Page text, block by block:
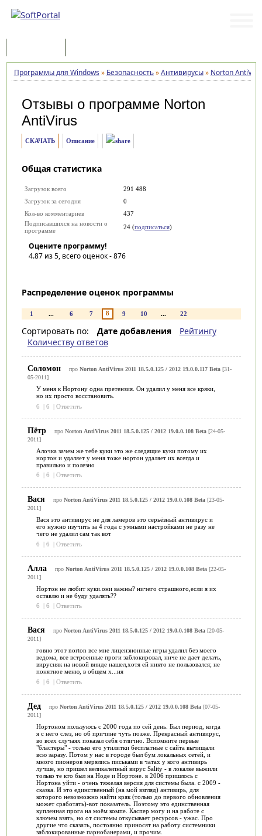
Программы для Windows » Безопасность»Антивирусы» Norton
Отзывы о программе Norton
AntiVirus
СКАЧАТЬ Описание
Общая статистика
Загрузок всего
291 488
Загрузок за сегодня
0
Кол-во комментариев
437
Подписавшихся на новости о
программе
24 (подписаться)
Оцените программу!
4.87из 5, всего оценок -876
Распределение оценок программы
1 ... 6 7 8 9 10 ... 22
Сортировать по: Дате добавления
Рейтингу
Количеству ответов
Соломон про Norton AntiVirus 2011 18.5.0.125 / 2012 19.0.0.117 Beta[31-
05-2011]
У меня к Нортону одна претензия. Он удалил у меня все кряки,
но их просто восстановить.
6
| 6 | Ответить
Пётр про Norton AntiVirus 2011 18.5.0.125 / 2012 19.0.0.108 Beta[24-05-
2011]
Алочка зачем же тебе куки это же следящие куки потому их
нортон и удаляет у меня тоже нортон удаляет их всегда и
правильно и полезно
6
| 6 | Ответить
Вася про Norton AntiVirus 2011 18.5.0.125 / 2012 19.0.0.108 Beta[23-05-
2011]
Вася это антивирус не для ламеров это серьёзный антивирус и
его нужно изучить за 4 года с умными настройками не разу не
чего не удалил сам так вот
6
| 6 | Ответить
Алла про Norton AntiVirus 2011 18.5.0.125 / 2012 19.0.0.108 Beta[22-05-
2011]
Нортон не любит куки.они важны? ничего страшного,если я их
оставлю и не буду удалять??
6
| 6 | Ответить
Вася про Norton AntiVirus 2011 18.5.0.125 / 2012 19.0.0.108 Beta[20-05-
2011]
говно этот norton все мне лицензионные игры удалил без моего
ведома, все встроенные проги заблокировал, ниче не дает делать,
вирусняк на новой винде нашел,хотя ей никто не пользовался; не
понятное меню, в общем х...ня
6
| 6 | Ответить
Дед про Norton AntiVirus 2011 18.5.0.125 / 2012 19.0.0.108 Beta[07-05-
2011]
Нортоном пользуюсь с 2000 года по сей день. Был период, когда
я с него слез, но об причине чуть позже. Прекрасный антивирус,
во всех случаях показал себя отлично. Вспомните первые
"бластеры" - только его утилитки бесплатные с сайта вычищали
всю заразу. Потом у нас в городе был бум локальных сетей, и
много пионеров мерялись письками в чатах у кого антивирь
лучше, но пришел великалепный вирус Sality - в локалке выжили
только те кто был на Ноде и Нортоне. в 2006 пришлось с
Нортона уйти - очень тяжелая версия для системы была. с 2009 -
сказка. И это единственный (на мой взгляд) антивирь, для
которого невозможно найти кряк (только до первого обновления
может сработать)-вот показатель. Поэтому это единственная
купленная прога на моём компе. Каспер могу и на работе с
ключем взять, но от системы откусывает ресурсов - ужас. Про
другие что сказать, постоянно приносят на работу системники
заблокированные парнобанерами, и прочим.